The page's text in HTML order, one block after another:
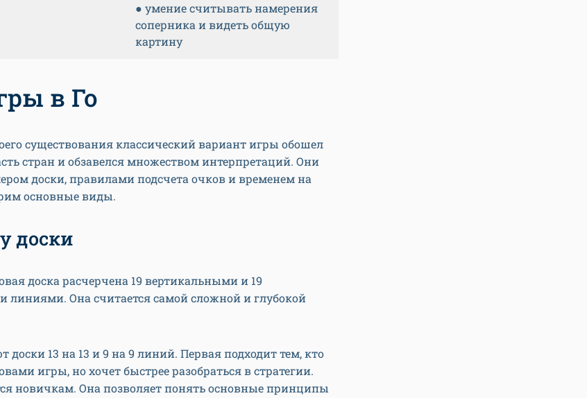
● умение считывать намерения
соперника и видеть общую
картину
в Го
существования классический вариант игры обошел
стран и обзавелся множеством интерпретаций. Они
доски, правилами подсчета очков и временем на
основные виды.
доски
доска расчерчена 19 вертикальными и 19
линиями. Она считается самой сложной и глубокой
доски 13 на 13 и 9 на 9 линий. Первая подходит тем, кто
игры, но хочет быстрее разобраться в стратегии.
новичкам. Она позволяет понять основные принципы